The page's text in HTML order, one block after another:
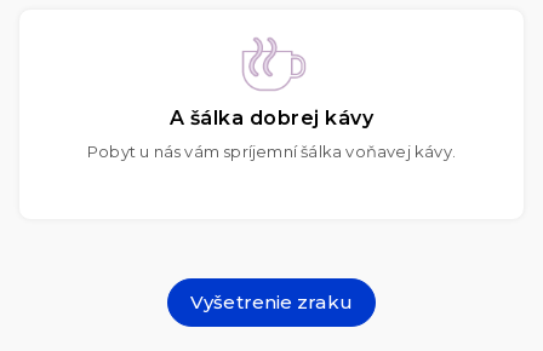
A šálka dobrej kávy
Pobyt u nás vám spríjemní šálka voňavej kávy.
Vyšetrenie zraku